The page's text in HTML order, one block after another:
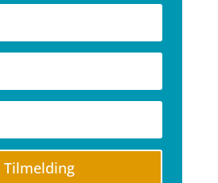
Tilmelding